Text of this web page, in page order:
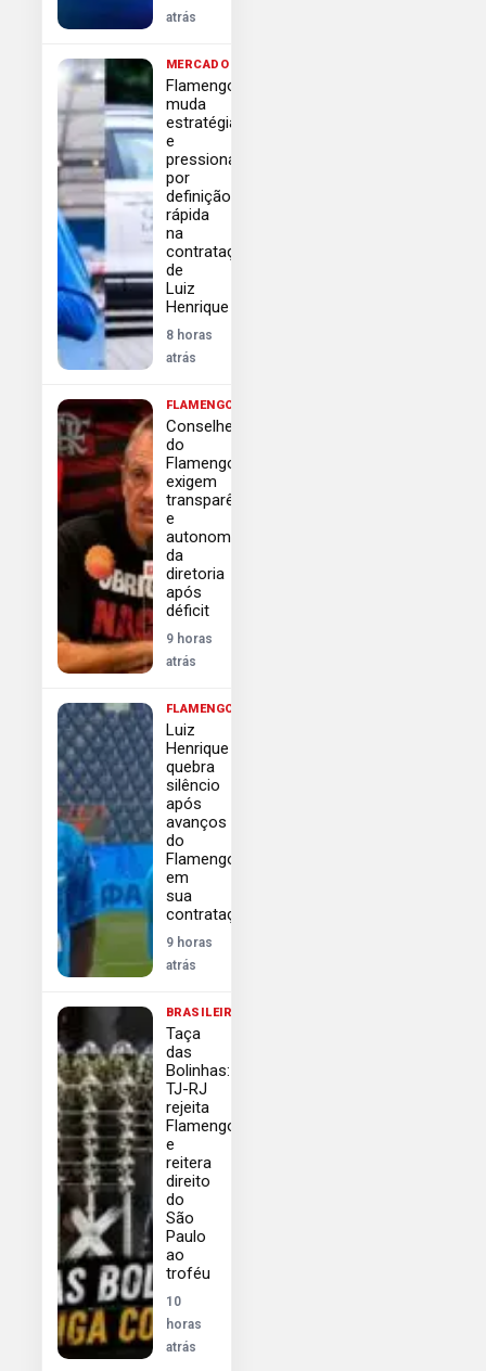
atrás
MERCADO
Flamengo
muda
estratégia
e
pressiona
por
definição
rápida
na
contratação
de
Luiz
Henrique
8 horas
atrás
FLAMENGO
Conselheiros
do
Flamengo
exigem
transparência
e
autonomia
da
diretoria
após
déficit
9 horas
atrás
FLAMENGO
Luiz
Henrique
quebra
silêncio
após
avanços
do
Flamengo
em
sua
contratação
9 horas
atrás
BRASILEIRÃO
Taça
das
Bolinhas:
TJ-RJ
rejeita
Flamengo
e
reitera
direito
do
São
Paulo
ao
troféu
10
horas
atrás